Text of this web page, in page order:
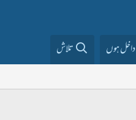
داخل ہوں تلاش